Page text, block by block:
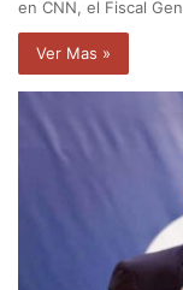
en CNN, el Fiscal
Ver Mas »